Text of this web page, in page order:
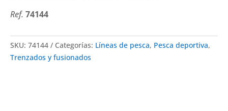
Ref. 74144
SKU: 74144 Categorías: Líneas de pesca, Pesca deportiva,
Trenzados y fusionados